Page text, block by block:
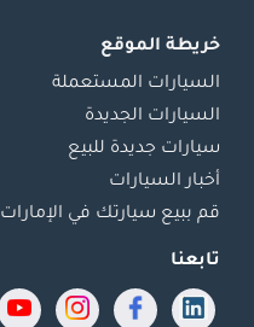
خريطة الموقع
السيارات المستعملة
السيارات الجديدة
سيارات جديدة للبيع
أخبار السيارات
قم ببيع سيارتك في الإمارات
تابعنا